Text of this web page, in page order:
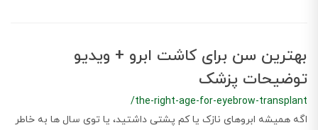
بهترین سن برای کاشت ابرو + ویدیو
توضیحات پزشک
/the-right-age-for-eyebrow-transplant
اگه همیشه ابروهای نازک یا کم پشتی داشتید، یا توی سال ها به خاطر